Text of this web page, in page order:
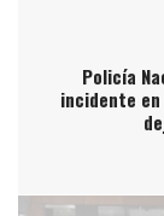
Policía
incidente en